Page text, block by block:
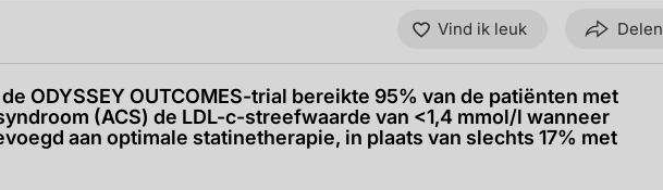
Vind ik leuk Delen
ODYSSEY OUTCOMES-trial bereikte 95% van de patiënten met
(ACS) de LDL-c-streefwaarde van <1,4 mmol/l wanneer
aan optimale statinetherapie, in plaats van slechts 17% met